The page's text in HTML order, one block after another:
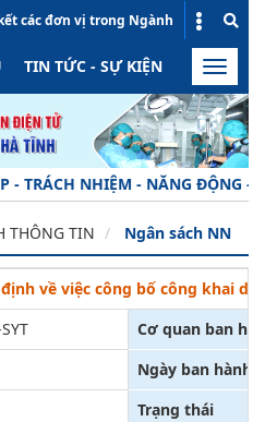
các đơn vị trong Ngành
TIN TỨC - SỰ KIỆN HOẠT
Toggle
NHIỆM - NĂNG ĐỘNG -
THÔNG TIN Ngân sách NN
về việc công bố công khai dự
Cơ quan ban
Ngày ban hành
Trạng thái